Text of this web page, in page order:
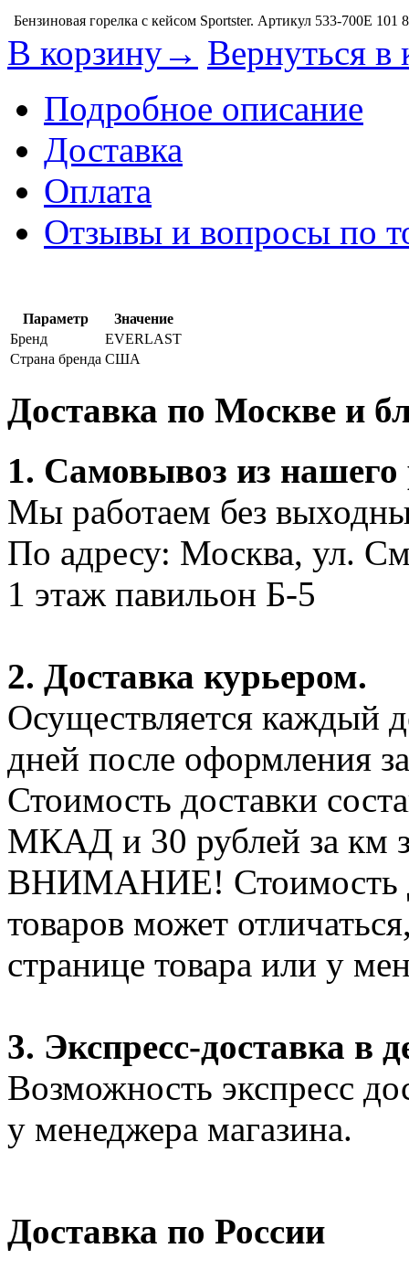
Бензиновая горелка с кейсом Sportster. Артикул 533-700E 101
В корзину→ Вернуться в
Подробное описание
Доставка
Оплата
Отзывы и вопросы по
Параметр
Значение
Бренд
EVERLAST
Страна бренда США
Доставка по Москве и
1. Самовывоз из нашего
Мы работаем без
По адресу: Москва, ул.
1 этаж павильон Б-5
2. Доставка курьером.
Осуществляется каждый
дней после оформления
Стоимость доставки
МКАД и 30 рублей за км
ВНИМАНИЕ! Стоимость
товаров может
странице товара или у
3. Экспресс-доставка в
Возможность экспресс
у менеджера магазина.
Доставка по России